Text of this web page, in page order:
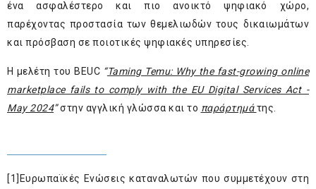
ένα ασφαλέστερο και πιο ανοικτό ψηφιακό χώρο,
παρέχοντας προστασία των θεμελιωδών τους δικαιωμάτων
και πρόσβαση σε ποιοτικές ψηφιακές υπηρεσίες.
Η μελέτη του BEUC “Taming Temu: Why the fast-growing online
marketplace fails to comply with the EU Digital Services Act -
May 2024”στην αγγλική γλώσσα και το παράρτημά της.
[1] Ευρωπαϊκές Ενώσεις καταναλωτών που συμμετέχουν στη